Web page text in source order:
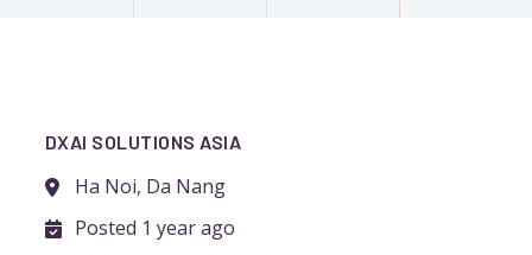
DXAI SOLUTIONS ASIA
Ha Noi, Da Nang
Posted 1 year ago